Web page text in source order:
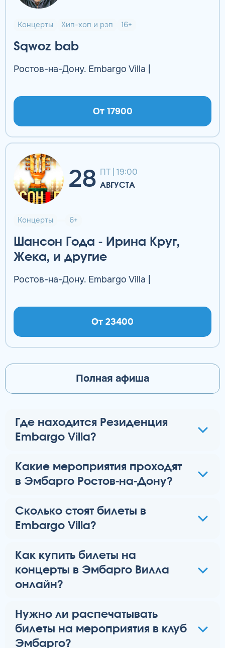
Концерты Хип-хоп и рэп 16+
Sqwoz bab
Ростов-на-Дону. Embargo Villa |
От 17900
28 ПТ | 19:00
АВГУСТА
Концерты 6+
Шансон Года - Ирина Круг,
Жека, и другие
Ростов-на-Дону. Embargo Villa |
От 23400
Полная афиша
Где находится Резиденция
Embargo Villa?
Какие мероприятия проходят
в Эмбарго Ростов-на-Дону?
Сколько стоят билеты в
Embargo Villa?
Как купить билеты на
концерты в Эмбарго Вилла
онлайн?
Нужно ли распечатывать
билеты на мероприятия в клуб
Эмбарго?